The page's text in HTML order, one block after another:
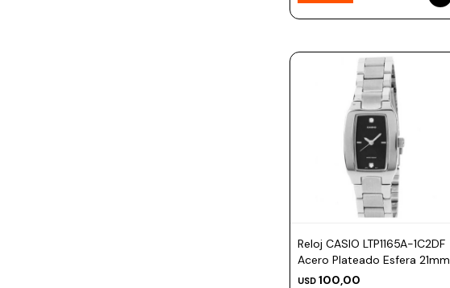
Reloj CASIO LTP1165A-1C2DF
Acero Plateado Esfera 21mm
USD 100,00